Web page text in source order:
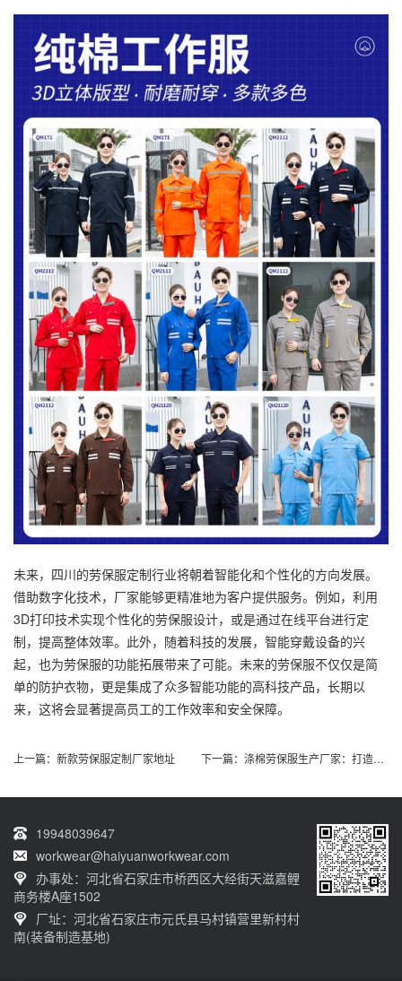
未来，四川的劳保服定制行业将朝着智能化和个性化的方向发展。
借助数字化技术，厂家能够更精准地为客户提供服务。例如，利用
3D打印技术实现个性化的劳保服设计，或是通过在线平台进行定
制，提高整体效率。此外，随着科技的发展，智能穿戴设备的兴
起，也为劳保服的功能拓展带来了可能。未来的劳保服不仅仅是简
单的防护衣物，更是集成了众多智能功能的高科技产品，长期以
来，这将会显著提高员工的工作效率和安全保障。
上一篇： 新款劳保服定制厂家地址 下一篇： 涤棉劳保服生产厂家：打造舒适、安全的工作服
19948039647
workwear@haiyuanworkwear.com
办事处：河北省石家庄市桥西区大经街天滋嘉鲤
商务楼A座1502
厂址：河北省石家庄市元氏县马村镇营里新村村
南(装备制造基地)